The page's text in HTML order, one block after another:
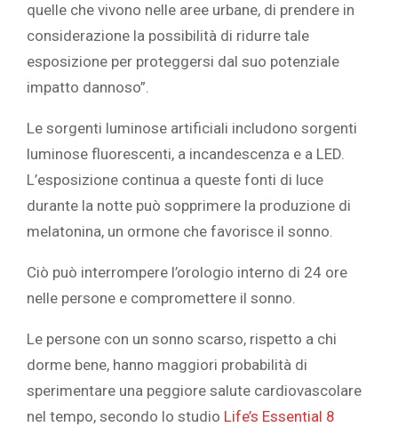
quelle che vivono nelle aree urbane, di prendere in
considerazione la possibilità di ridurre tale
esposizione per proteggersi dal suo potenziale
impatto dannoso”.
Le sorgenti luminose artificiali includono sorgenti
luminose fluorescenti, a incandescenza e a LED.
L’esposizione continua a queste fonti di luce
durante la notte può sopprimere la produzione di
melatonina, un ormone che favorisce il sonno.
Ciò può interrompere l’orologio interno di 24 ore
nelle persone e compromettere il sonno.
Le persone con un sonno scarso, rispetto a chi
dorme bene, hanno maggiori probabilità di
sperimentare una peggiore salute cardiovascolare
nel tempo, secondo lo studio Life’s Essential 8